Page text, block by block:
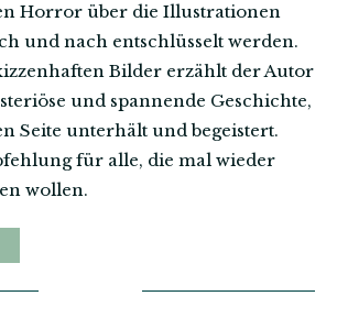
Horror über die Illustrationen
und nach entschlüsselt werden.
Bilder erzählt der Autor
und spannende Geschichte,
Seite unterhält und begeistert.
für alle, die mal wieder
wollen.